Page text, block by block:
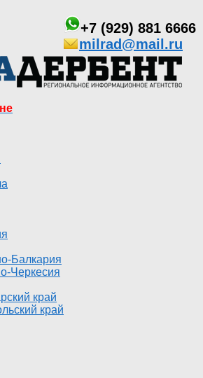
+7 (929) 881 6666
milrad@mail.ru
Балкария
Черкесия
край
край